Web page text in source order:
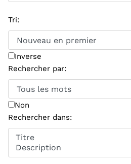
Tri:
Inverse
Rechercher par:
Non
Rechercher dans: